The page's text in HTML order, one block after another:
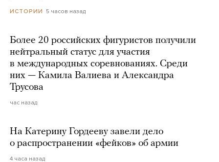
ИСТОРИИ 5 часов назад
Более 20 российских фигуристов получили
нейтральный статус для участия
в международных соревнованиях. Среди
них — Камила Валиева и Александра
Трусова
час назад
На Катерину Гордееву завели дело
о распространении «фейков» об армии
4 часа назад